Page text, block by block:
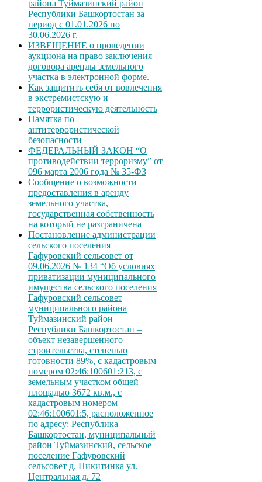
района Туймазинский район
Республики Башкортостан за
период с 01.01.2026 по
30.06.2026 г.
ИЗВЕЩЕНИЕ о проведении
аукциона на право заключения
договора аренды земельного
участка в электронной форме.
Как защитить себя от вовлечения
в экстремистскую и
террористическую деятельность
Памятка по
антитеррористической
безопасности
ФЕДЕРАЛЬНЫЙ ЗАКОН “О
противодействии терроризму” от
096 марта 2006 года № 35-ФЗ
Сообщение о возможности
предоставления в аренду
земельного участка,
государственная собственность
на который не разграничена
Постановление администрации
сельского поселения
Гафуровский сельсовет от
09.06.2026 № 134 “Об условиях
приватизации муниципального
имущества сельского поселения
Гафуровский сельсовет
муниципального района
Туймазинский район
Республики Башкортостан –
объект незавершенного
строительства, степенью
готовности 89%, с кадастровым
номером 02:46:100601:213, с
земельным участком общей
площадью 3672 кв.м., с
кадастровым номером
02:46:100601:5, расположенное
по адресу: Республика
Башкортостан, муниципальный
район Туймазинский, сельское
поселение Гафуровский
сельсовет д. Никитинка ул.
Центральная д. 72